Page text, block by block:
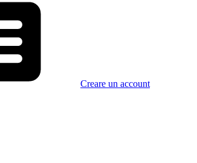
Creare un account